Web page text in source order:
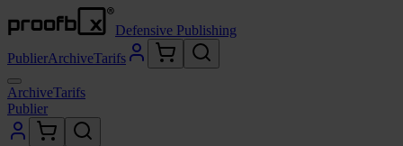
Defensive Publishing
PublierArchiveTarifs
ArchiveTarifs
Publier